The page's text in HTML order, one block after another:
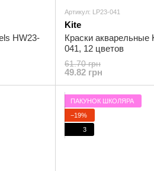
HW23-
Артикул: LP23-041
Kite
Краски акварельные
041, 12 цветов
61.70 грн
49.82 грн
ПАКУНОК ШКОЛЯРА
−19%
3